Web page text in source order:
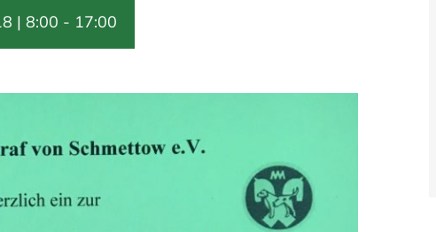
| 8:00 - 17:00